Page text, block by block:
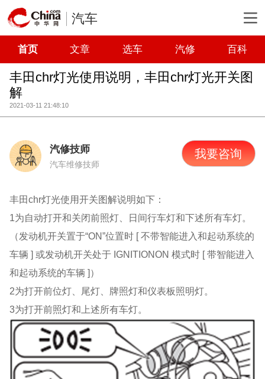
汽车
首页 文章 选车 汽修 百科
丰田chr灯光使用说明，丰田chr灯光开关图
解
2021-03-11 21:48:10
汽修技师
汽车维修技师
我要咨询
丰田chr灯光使用开关图解说明如下：
1为自动打开和关闭前照灯、日间行车灯和下述所有车灯。
（发动机开关置于“ON”位置时 [ 不带智能进入和起动系统的
车辆 ] 或发动机开关处于 IGNITIONON 模式时 [ 带智能进入
和起动系统的车辆 ]）
2为打开前位灯、尾灯、牌照灯和仪表板照明灯。
3为打开前照灯和上述所有车灯。